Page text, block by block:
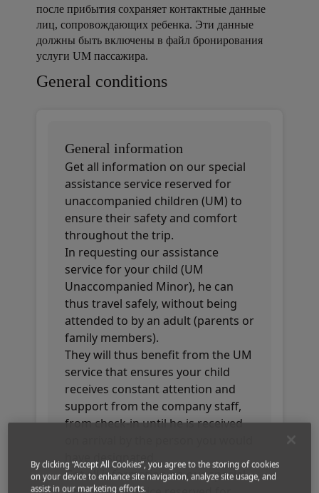
после прибытия сохраняет контактные данные
лиц, сопровождающих ребенка. Эти данные
должны быть включены в файл бронирования
услуги UM пассажира.
Open in a new window
Open in a new window
Open in a new window
General conditions
General information
Get all information on our special
assistance service reserved for
unaccompanied children (UM) to
ensure their safety and comfort
throughout the trip.
In requesting our assistance
service for your child (UM
Unaccompanied Minor), he can
thus travel safely, without being
attended to by an adult (parents or
family members).
They will thus benefit from the UM
service that ensures your child
receives constant attention and
support from the company staff,
from check-in until he is received
have designated.
Get all information on our special
By clicking “Accept All Cookies”, you agree to the storing of cookies
on your device to enhance site navigation, analyze site usage, and
assist in our marketing efforts.